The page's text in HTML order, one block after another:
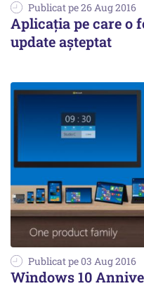
Publicat pe 26 Aug 2016
Aplicația pe care o
update așteptat
Publicat pe 03 Aug 2016
Windows 10